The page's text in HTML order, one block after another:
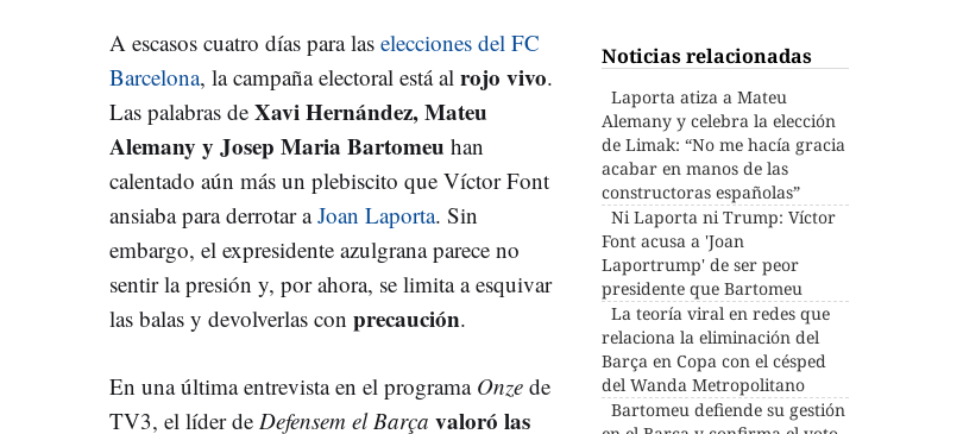
Noticias relacionadas
Laporta atiza a Mateu
Alemany y celebra la elección
de Limak: “No me hacía gracia
acabar en manos de las
constructoras españolas”
Ni Laporta ni Trump: Víctor
Font acusa a 'Joan
Laportrump' de ser peor
presidente que Bartomeu
La teoría viral en redes que
relaciona la eliminación del
Barça en Copa con el césped
del Wanda Metropolitano
Bartomeu defiende su gestión
A escasos cuatro días para las elecciones del FC
Barcelona, la campaña electoral está al rojo vivo.
Las palabras de Xavi Hernández, Mateu
Alemany y Josep Maria Bartomeu han
calentado aún más un plebiscito que Víctor Font
ansiaba para derrotar aJoan Laporta. Sin
embargo, el expresidente azulgrana parece no
sentir la presión y, por ahora, se limita a esquivar
las balas y devolverlas con precaución.
En una última entrevista en el programa Onze de
TV3, el líder de Defensem el Barça valoró las